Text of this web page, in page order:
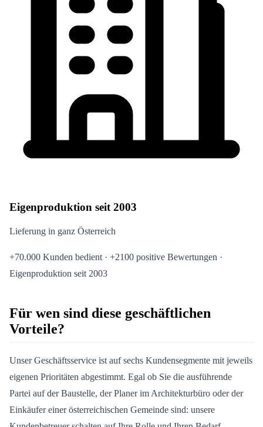
Eigenproduktion seit 2003
Lieferung in ganz Österreich
+70.000 Kunden bedient · +2100 positive Bewertungen ·
Eigenproduktion seit 2003
Für wen sind diese geschäftlichen
Vorteile?
Unser Geschäftsservice ist auf sechs Kundensegmente mit jeweils
eigenen Prioritäten abgestimmt. Egal ob Sie die ausführende
Partei auf der Baustelle, der Planer im Architekturbüro oder der
Einkäufer einer österreichischen Gemeinde sind: unsere